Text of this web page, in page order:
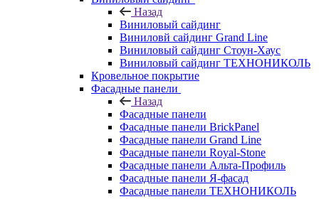
Назад
Виниловый сайдинг
Виниловй сайдинг Grand Line
Виниловый сайдинг Стоун-Хаус
Виниловый сайдинг ТЕХНОНИКОЛЬ
Кровельное покрытие
Фасадные панели
Назад
Фасадные панели
Фасадные панели BrickPanel
Фасадные панели Grand Line
Фасадные панели Royal-Stone
Фасадные панели Альта-Профиль
Фасадные панели Я-фасад
Фасадные панели ТЕХНОНИКОЛЬ